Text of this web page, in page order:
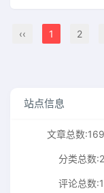
‹‹ 1 2
站点信息
文章总数
分类总数:2
评论总数:1